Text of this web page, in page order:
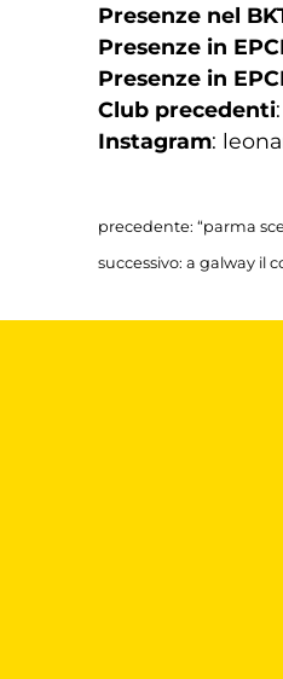
Presenze nel
Presenze in
Presenze in
Club precedenti
Instagram:
precedente: “parma
successivo: a galway il